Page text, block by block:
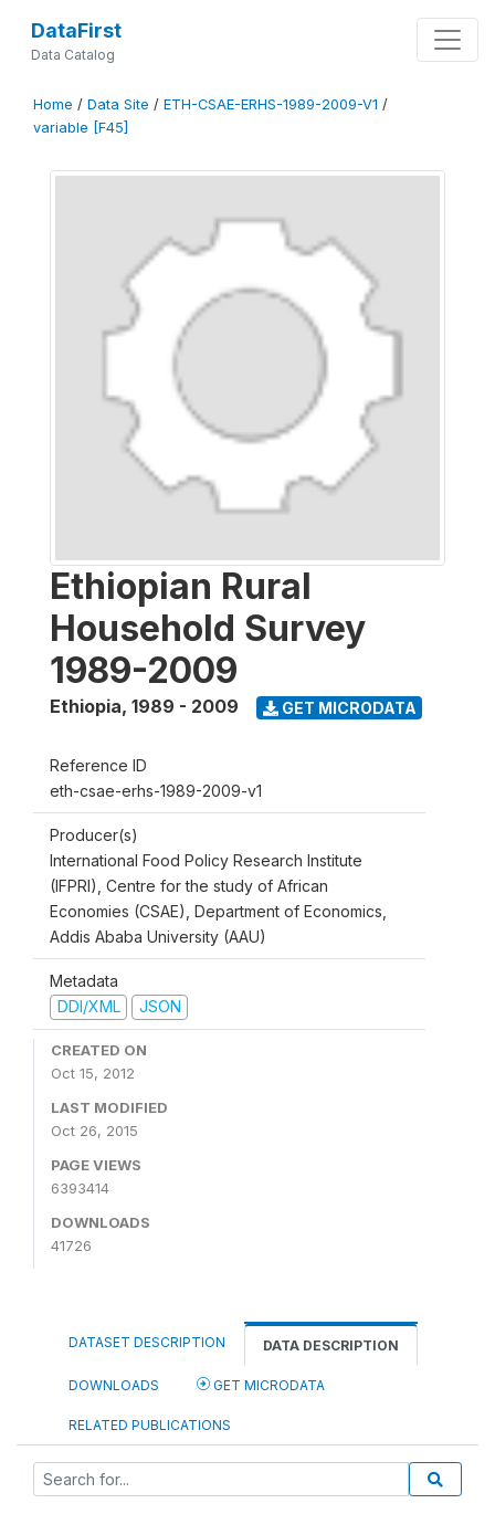
DataFirst
Data Catalog
Home / Data Site / ETH-CSAE-ERHS-1989-2009-V1 /
variable [F45]
Ethiopian Rural
Household Survey
1989-2009
Ethiopia, 1989 - 2009 GET MICRODATA
Reference ID
eth-csae-erhs-1989-2009-v1
Producer(s)
International Food Policy Research Institute
(IFPRI), Centre for the study of African
Economies (CSAE), Department of Economics,
Addis Ababa University (AAU)
Metadata
DDI/XML
JSON
CREATED ON
Oct 15, 2012
LAST MODIFIED
Oct 26, 2015
PAGE VIEWS
6393414
DOWNLOADS
41726
DATASET DESCRIPTION DATA DESCRIPTION
DOWNLOADS GET MICRODATA
RELATED PUBLICATIONS